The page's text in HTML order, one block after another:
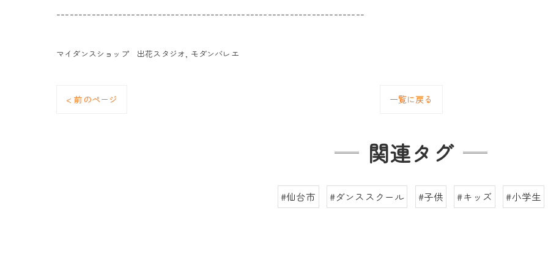
----------------------------------------------------------------------
マイダンスショップ 出花スタジオ モダンバレエ
< 前のページ 一覧に戻る
関連タグ
#仙台市 #ダンススクール #子供 #キッズ #小学生